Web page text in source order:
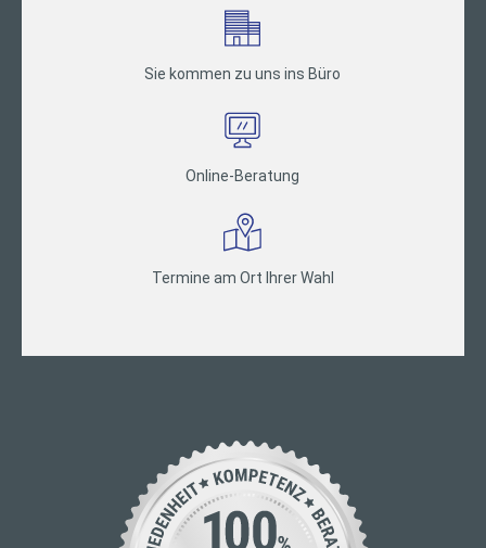
Sie kommen zu uns ins Büro
Online-Beratung
Termine am Ort Ihrer Wahl